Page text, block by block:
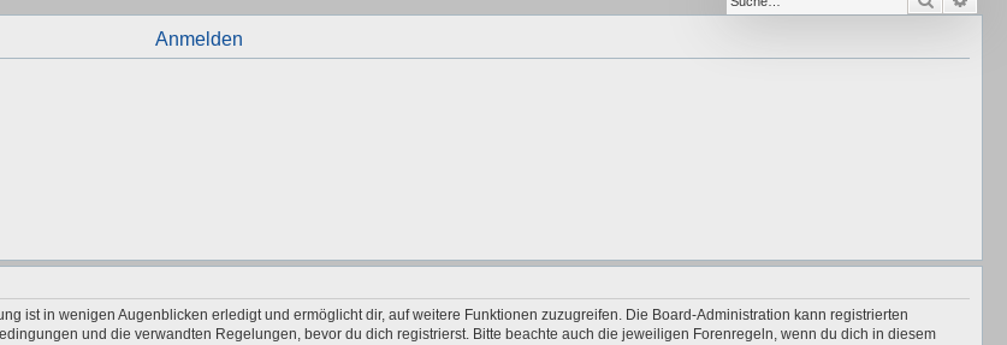
Anmelden
ist in wenigen Augenblicken erledigt und ermöglicht dir, auf weitere Funktionen zuzugreifen. Die Board-Administration kann registrierten
und die verwandten Regelungen, bevor du dich registrierst. Bitte beachte auch die jeweiligen Forenregeln, wenn du dich in diesem